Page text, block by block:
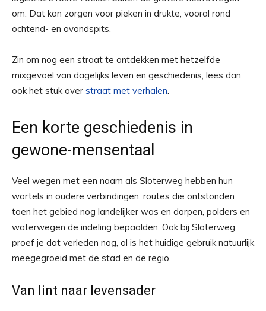
om. Dat kan zorgen voor pieken in drukte, vooral rond
ochtend- en avondspits.
Zin om nog een straat te ontdekken met hetzelfde
mixgevoel van dagelijks leven en geschiedenis, lees dan
ook het stuk over straat met verhalen.
Een korte geschiedenis in
gewone-mensentaal
Veel wegen met een naam als Sloterweg hebben hun
wortels in oudere verbindingen: routes die ontstonden
toen het gebied nog landelijker was en dorpen, polders en
waterwegen de indeling bepaalden. Ook bij Sloterweg
proef je dat verleden nog, al is het huidige gebruik natuurlijk
meegegroeid met de stad en de regio.
Van lint naar levensader